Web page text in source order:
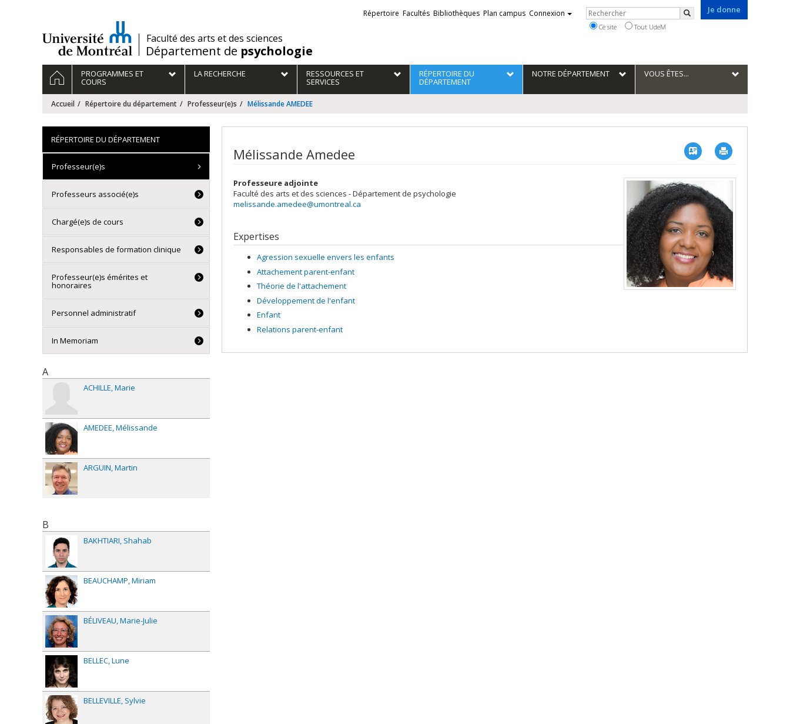
/Faculté des arts et des sciences
Département de psychologie
Je donne
Liens
externes
Répertoire Facultés Bibliothèques Plan campus Connexion Rechercher
Rechercher
Ce site Tout UdeM
Navigation
principale
ACCUEILPROGRAMMES ET
COURS
LA RECHERCHE RESSOURCES ET
SERVICES
RÉPERTOIRE DU
DÉPARTEMENT
NOTRE DÉPARTEMENT VOUS ÊTES...
Accueil Répertoire du département Professeur(e)s Mélissande AMEDEE
Mélissande Amedee Vcard
Professeure adjointe
Faculté des arts et des sciences - Département de psychologie
melissande.amedee@umontreal.ca
Expertises
Agression sexuelle envers les enfants
Attachement parent-enfant
Théorie de l'attachement
Développement de l'enfant
Enfant
Relations parent-enfant
RÉPERTOIRE DU DÉPARTEMENT
Professeur(e)s
Professeurs associé(e)s
Chargé(e)s de cours
Responsables de formation clinique
Professeur(e)s émérites et
honoraires
Personnel administratif
In Memoriam
A
ACHILLE Marie
AMEDEE Mélissande
ARGUIN Martin
B
BAKHTIARI Shahab
BEAUCHAMP Miriam
BÉLIVEAU Marie-Julie
BELLEC Lune
BELLEVILLE Sylvie